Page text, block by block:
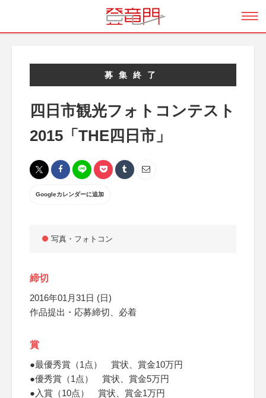
募集終了
四日市観光フォトコンテスト
2015「THE四日市」
Googleカレンダーに追加
写真・フォトコン
締切
2016年01月31日 (日)
作品提出・応募締切、必着
賞
●最優秀賞（1点） 賞状、賞金10万円
●優秀賞（1点） 賞状、賞金5万円
●入賞（10点） 賞状、賞金1万円